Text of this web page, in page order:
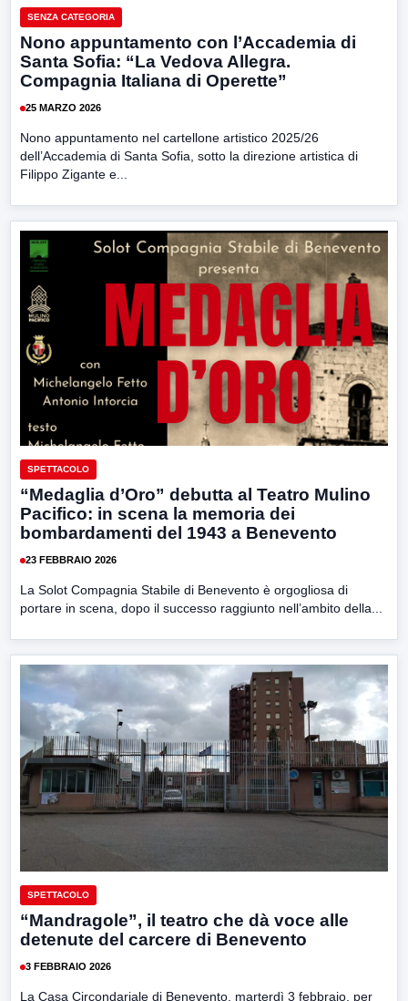
SENZA CATEGORIA
Nono appuntamento con l’Accademia di
Santa Sofia: “La Vedova Allegra.
Compagnia Italiana di Operette”
25 MARZO 2026
Nono appuntamento nel cartellone artistico 2025/26
dell’Accademia di Santa Sofia, sotto la direzione artistica di
Filippo Zigante e...
SPETTACOLO
“Medaglia d’Oro” debutta al Teatro Mulino
Pacifico: in scena la memoria dei
bombardamenti del 1943 a Benevento
23 FEBBRAIO 2026
La Solot Compagnia Stabile di Benevento è orgogliosa di
portare in scena, dopo il successo raggiunto nell’ambito della...
SPETTACOLO
“Mandragole”, il teatro che dà voce alle
detenute del carcere di Benevento
3 FEBBRAIO 2026
La Casa Circondariale di Benevento, marterdì 3 febbraio, per